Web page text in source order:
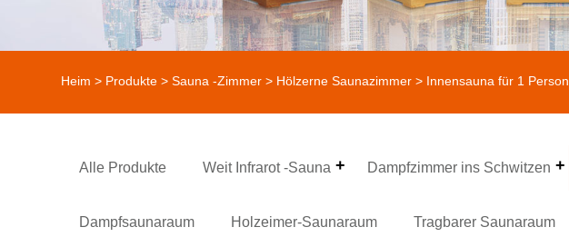
Heim > Produkte >Sauna -Zimmer > Hölzerne Saunazimmer > Innensauna für 1 Person
Alle Produkte Weit Infrarot -Sauna Dampfzimmer ins Schwitzen
Dampfsaunaraum Holzeimer-Saunaraum Tragbarer Saunaraum